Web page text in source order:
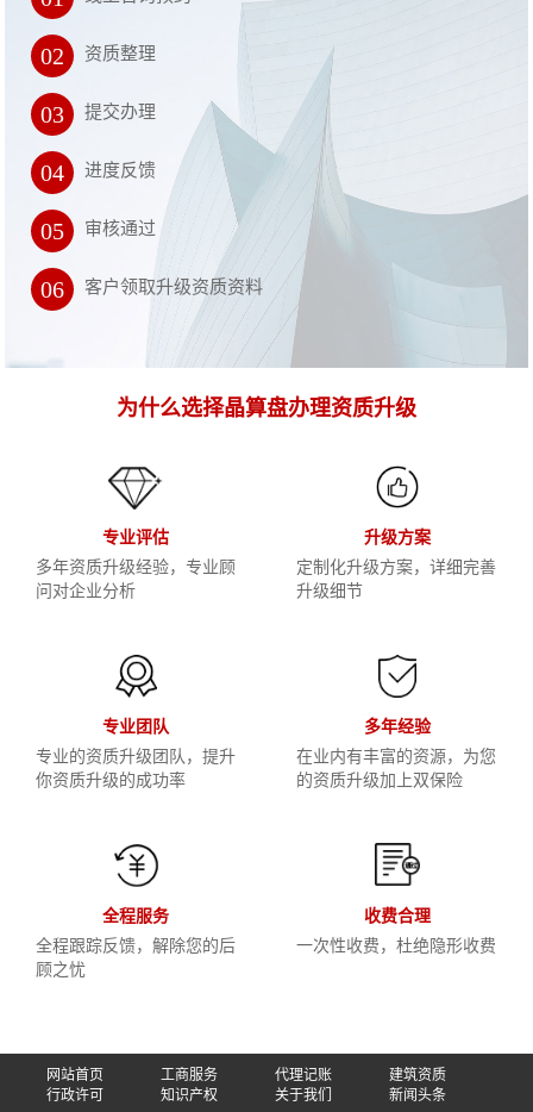
02 资质整理
03 提交办理
04 进度反馈
05 审核通过
06 客户领取升级资质资料
为什么选择晶算盘办理资质升级
专业评估
多年资质升级经验，专业顾
问对企业分析
升级方案
定制化升级方案，详细完善
升级细节
专业团队
专业的资质升级团队，提升
你资质升级的成功率
多年经验
在业内有丰富的资源，为您
的资质升级加上双保险
全程服务
全程跟踪反馈，解除您的后
顾之忧
收费合理
一次性收费，杜绝隐形收费
网站首页 工商服务 代理记账
建筑资质
行政许可
知识产权 关于我们 新闻头条